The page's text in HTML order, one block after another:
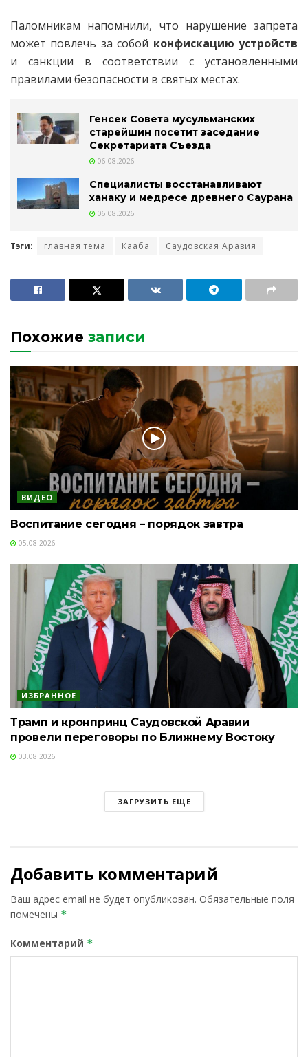
Паломникам напомнили, что нарушение запрета
может повлечь за собой конфискацию устройств
и санкции в соответствии с установленными
правилами безопасности в святых местах.
Генсек Совета мусульманских
старейшин посетит заседание
Секретариата Съезда
06.08.2026
Специалисты восстанавливают
ханаку и медресе древнего Саурана
06.08.2026
Тэги: главная тема Кааба Саудовская Аравия
Похожие записи
ВИДЕО
Воспитание сегодня – порядок завтра
05.08.2026
ИЗБРАННОЕ
Трамп и кронпринц Саудовской Аравии
провели переговоры по Ближнему Востоку
03.08.2026
ЗАГРУЗИТЬ ЕЩЕ
Добавить комментарий
Ваш адрес email не будет опубликован. Обязательные поля
помечены *
Комментарий *